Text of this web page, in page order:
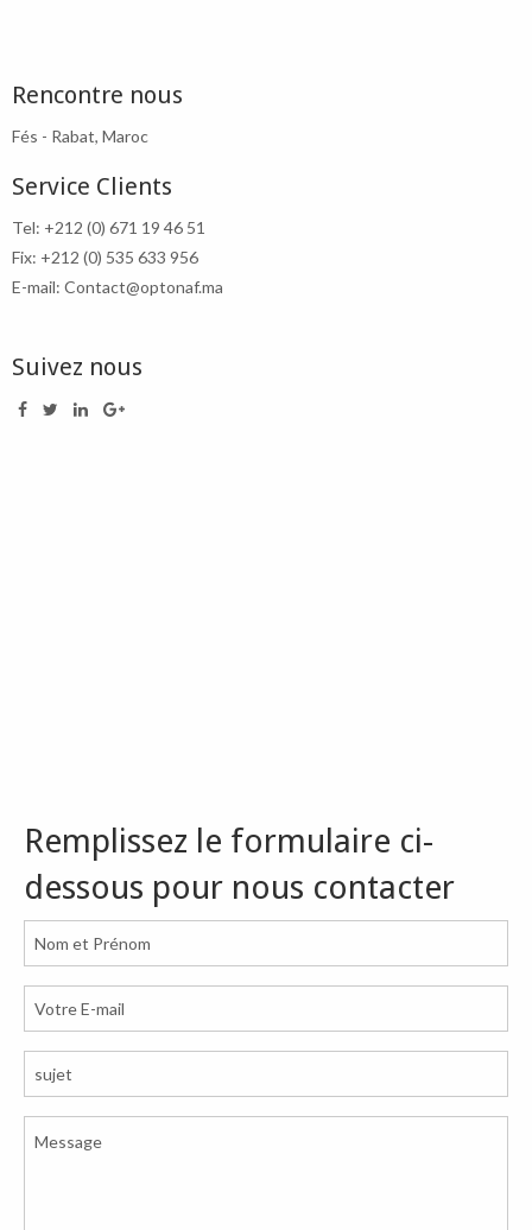
Rencontre nous
Fés - Rabat, Maroc
Service Clients
Tel: +212 (0) 671 19 46 51
Fix: +212 (0) 535 633 956
E-mail: Contact@optonaf.ma
Suivez nous
Remplissez le formulaire ci-
dessous pour nous contacter